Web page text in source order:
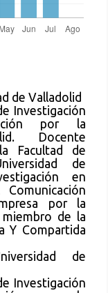
de Valladolid
Investigación
por la
Docente
Facultad de
de
en
Comunicación
por la
miembro de la
Y Compartida
de
Investigación